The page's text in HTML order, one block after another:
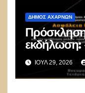
ΔΉΜΟΣ ΑΧΑΡΝΏΝ
εκδήλωση:
πριν τις
ΙΟΎΛ 29, 2026